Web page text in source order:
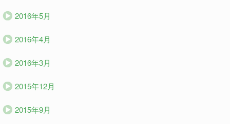
2016年5月
2016年4月
2016年3月
2015年12月
2015年9月